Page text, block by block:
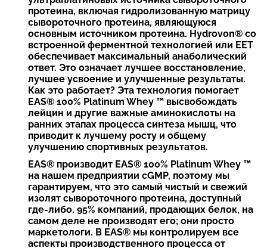
протеина, включая гидролизованную матрицу
сывороточного протеина, являющуюся
основным источником протеина. Hydrovon® со
встроенной ферментной технологией или EET
обеспечивает максимальный анаболический
ответ. Это означает лучшее восстановление,
лучшее усвоение и улучшенные результаты.
Как это работает? Эта технология помогает
EAS® 100% Platinum Whey ™ высвобождать
лейцин и другие важные аминокислоты на
ранних этапах процесса синтеза мышц, что
приводит к лучшему росту и общему
улучшению спортивных результатов.
EAS® производит EAS® 100% Platinum Whey ™
на нашем предприятии cGMP, поэтому мы
гарантируем, что это самый чистый и свежий
изолят сывороточного протеина, доступный
где-либо. 95% компаний, продающих белок, на
самом деле не производят его; они просто
маркетологи. В EAS® мы контролируем все
аспекты производственного процесса от